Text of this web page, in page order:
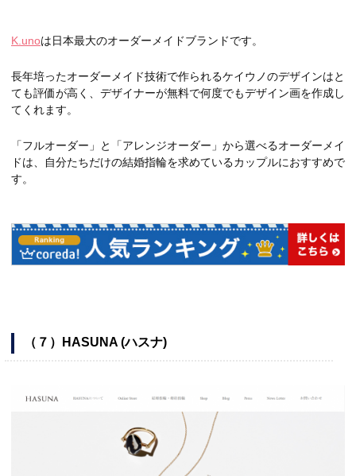
K.unoは日本最大のオーダーメイドブランドです。
長年培ったオーダーメイド技術で作られるケイウノのデザインはと
ても評価が高く、デザイナーが無料で何度でもデザイン画を作成し
てくれます。
「フルオーダー」と「アレンジオーダー」から選べるオーダーメイ
ドは、自分たちだけの結婚指輪を求めているカップルにおすすめで
す。
（７）HASUNA (ハスナ)